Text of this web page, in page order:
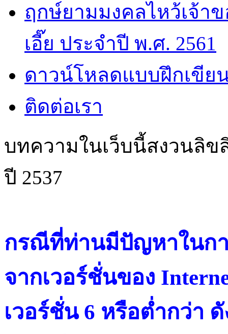
ฤกษ์ยามมงคลไหว้เจ้า
เอี๊ย ประจำปี พ.ศ. 2561
ดาวน์โหลดแบบฝึกเขีย
ติดต่อเรา
บทความในเว็บนี้สงวนลิ
ปี 2537
กรณีที่ท่านมีปัญหาในกา
จากเวอร์ชั่นของ
เวอร์ชั่น 6 หรือต่ำกว่า